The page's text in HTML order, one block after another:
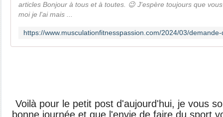
articles Bonjour à tous et à toutes. 😉 J'espère toujours que
moi je l'ai mais ...
Voilà pour le petit post d'aujourd'hui, je vous
bonne journée et que l'envie de faire du sport